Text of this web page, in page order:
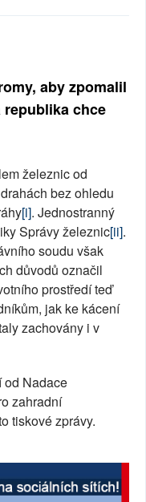
aby zpomalil
chce
železnic od
bez ohledu
[i]. Jednostranný
Správy železnic[ii].
soudu však
důvodů označil
prostředí teď
jak ke kácení
zachovány i v
od Nadace
zahradní
tiskové zprávy.